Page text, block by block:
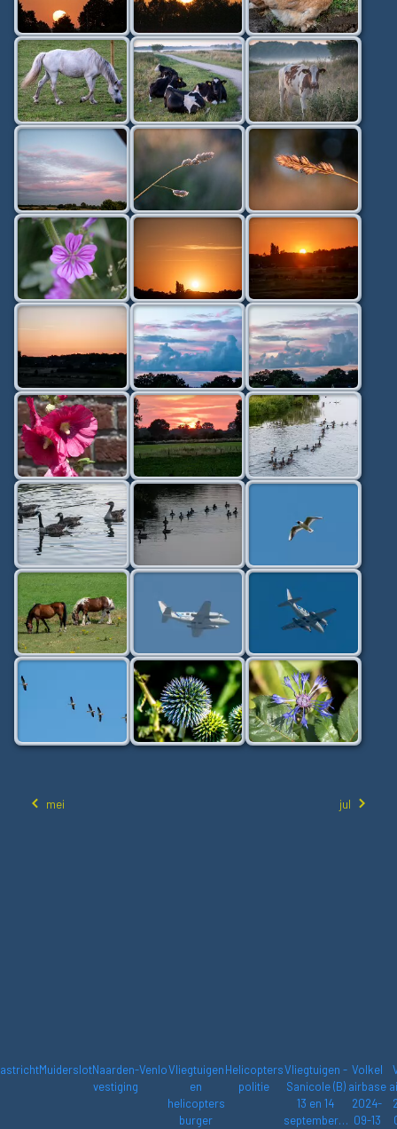
mei jul
MuiderslotNaarden-
vestiging
VenloVliegtuigen
en
helicopters
burger
Helicopters
politie
Vliegtuigen -
Sanicole (B)
13 en 14
september…
Volkel
airbase
2024-
09-13